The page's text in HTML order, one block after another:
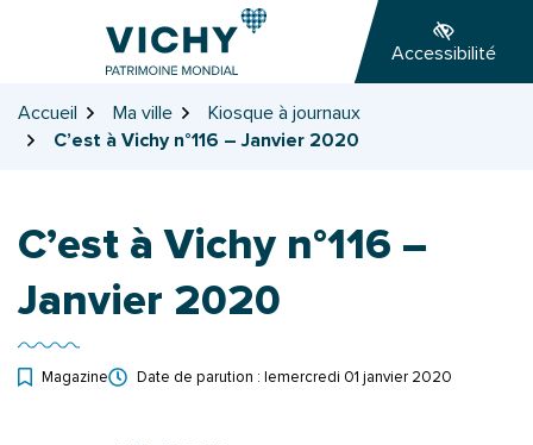
page
Accessibilité
Accueil Ma ville
Kiosque à journaux
C’est à Vichy n°116 – Janvier 2020
C’est à Vichy n°116 –
Janvier 2020
Magazine Date de parution : lemercredi 01 janvier 2020